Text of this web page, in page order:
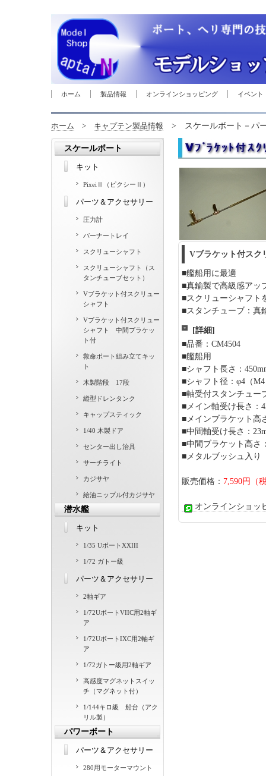
ホーム 製品情報 オンラインショッピング イベント
ホーム > キャプテン製品情報 > スケールボート－パ
Vブラケット付ス
■艦船用に最適
■真鍮製で高級感アッ
■スクリューシャフト
■スタンチューブ：真
[詳細]
■品番：CM4504
■艦船用
■シャフト長さ：
■シャフト径：φ4（
■軸受付スタンチュー
■メイン軸受け長さ：
■メインブラケット高
■中間軸受け長さ：
■中間ブラケット高さ
■メタルブッシュ入り
販売価格： 7,590円（
オンラインショッ
スケールボート
キット
PixeiⅡ（ピクシーⅡ）
パーツ＆アクセサリー
圧力計
バーナートレイ
スクリューシャフト
スクリューシャフト（ス
タンチューブセット）
Vブラケット付スクリュー
シャフト
Vブラケット付スクリュー
シャフト 中間ブラケッ
ト付
救命ボート組み立てキッ
ト
木製階段 17段
縦型ドレンタンク
キャップスティック
1/40 木製ドア
センター出し治具
サーチライト
カジサヤ
給油ニップル付カジサヤ
潜水艦
キット
1/35 UボートXXIII
1/72 ガトー級
パーツ＆アクセサリー
2軸ギア
1/72UボートVIIC用2軸ギ
ア
1/72UボートIXC用2軸ギ
ア
1/72ガトー級用2軸ギア
高感度マグネットスイッ
チ（マグネット付）
1/144キロ級 船台（アク
リル製）
パワーボート
パーツ＆アクセサリー
280用モーターマウント